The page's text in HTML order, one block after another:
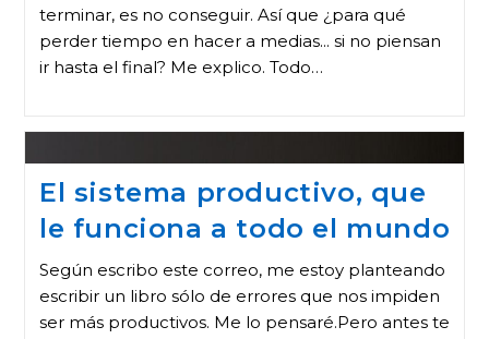
terminar, es no conseguir. Así que ¿para qué
perder tiempo en hacer a medias... si no piensan
ir hasta el final? Me explico. Todo…
El sistema productivo, que
le funciona a todo el mundo
Según escribo este correo, me estoy planteando
escribir un libro sólo de errores que nos impiden
ser más productivos. Me lo pensaré.Pero antes te